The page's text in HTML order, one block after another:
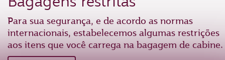
Para sua segurança, e de acordo as normas
internacionais, estabelecemos algumas restrições
aos itens que você carrega na bagagem de cabine.